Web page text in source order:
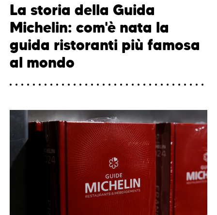
La storia della Guida
Michelin: com'è nata la
guida ristoranti più famosa
al mondo